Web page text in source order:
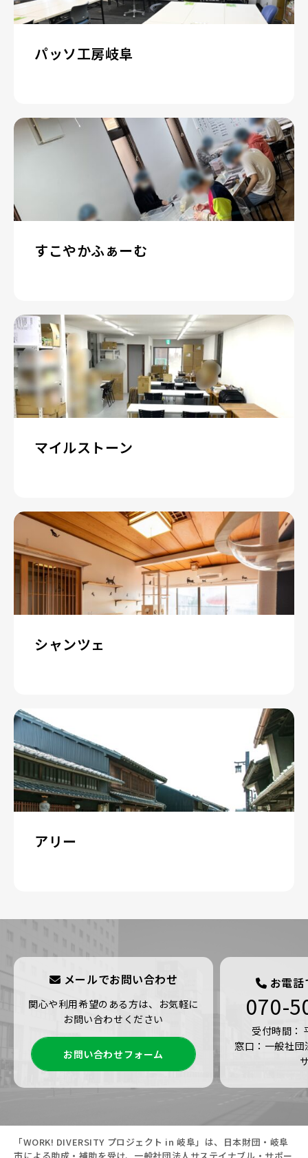
パッソ工房岐阜
すこやかふぁーむ
マイルストーン
シャンツェ
アリー
メールでお問い合わせ
関心や利用希望のある方は、お気軽に
お問い合わせください
お問い合わせフォーム
お電
070-
受付時間：
窓口：一般社
「WORK! DIVERSITY プロジェクト in 岐阜」は、日本財団・岐阜